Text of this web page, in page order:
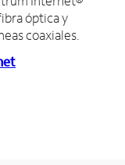
óptica y
coaxiales.